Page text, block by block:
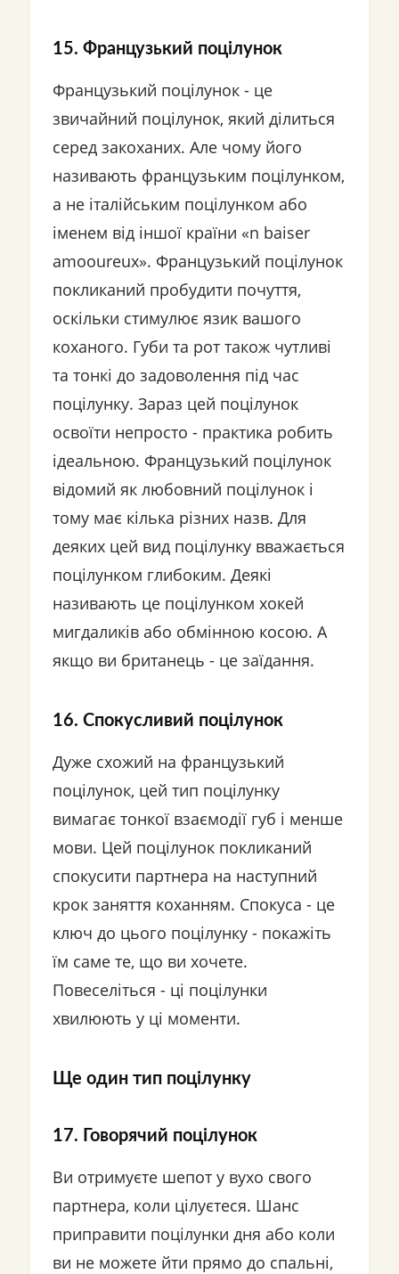
15. Французький поцілунок
Французький поцілунок - це
звичайний поцілунок, який ділиться
серед закоханих. Але чому його
називають французьким поцілунком,
а не італійським поцілунком або
іменем від іншої країни «n baiser
amooureux». Французький поцілунок
покликаний пробудити почуття,
оскільки стимулює язик вашого
коханого. Губи та рот також чутливі
та тонкі до задоволення під час
поцілунку. Зараз цей поцілунок
освоїти непросто - практика робить
ідеальною. Французький поцілунок
відомий як любовний поцілунок і
тому має кілька різних назв. Для
деяких цей вид поцілунку вважається
поцілунком глибоким. Деякі
називають це поцілунком хокей
мигдаликів або обмінною косою. А
якщо ви британець - це заїдання.
16. Спокусливий поцілунок
Дуже схожий на французький
поцілунок, цей тип поцілунку
вимагає тонкої взаємодії губ і менше
мови. Цей поцілунок покликаний
спокусити партнера на наступний
крок заняття коханням. Спокуса - це
ключ до цього поцілунку - покажіть
їм саме те, що ви хочете.
Повеселіться - ці поцілунки
хвилюють у ці моменти.
Ще один тип поцілунку
17. Говорячий поцілунок
Ви отримуєте шепот у вухо свого
партнера, коли цілуєтеся. Шанс
приправити поцілунки дня або коли
ви не можете йти прямо до спальні,